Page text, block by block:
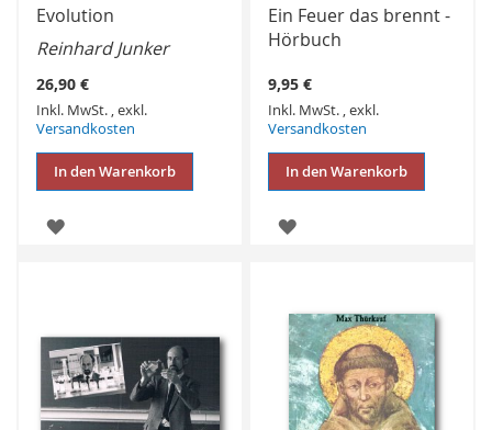
Evolution
Reinhard Junker
26,90 €
Inkl. MwSt. ,exkl.
Versandkosten
In den Warenkorb
ZUR
Ein Feuer das brennt -
Hörbuch
9,95 €
Inkl. MwSt. ,exkl.
Versandkosten
In den Warenkorb
ZUR